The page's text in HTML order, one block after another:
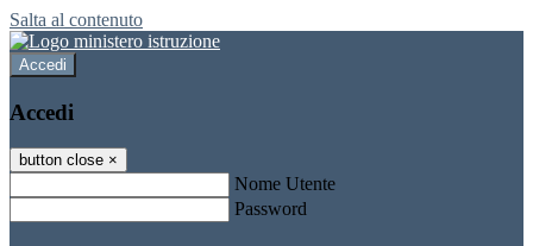
Salta al contenuto
Accedi
Accedi
button close ×
Nome Utente
Password